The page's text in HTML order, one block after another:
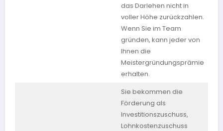
das Darlehen nicht in
voller Höhe zurückzahlen.
Wenn Sie im Team
gründen, kann jeder von
Ihnen die
Meistergründungsprämie
erhalten.
Sie bekommen die
Förderung als
Investitionszuschuss,
Lohnkostenzuschuss